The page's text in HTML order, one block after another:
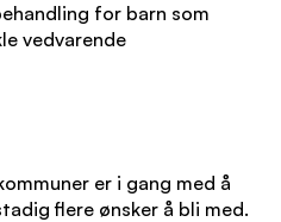
for barn som
vedvarende
er i gang med å
flere ønsker å bli med.